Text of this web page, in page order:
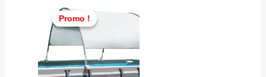
Promo !
Promo !initial
était :
749,000.
actuel
649,000.